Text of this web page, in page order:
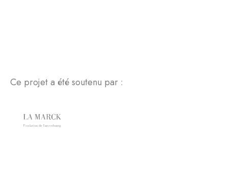
Ce projet a été soutenu par :